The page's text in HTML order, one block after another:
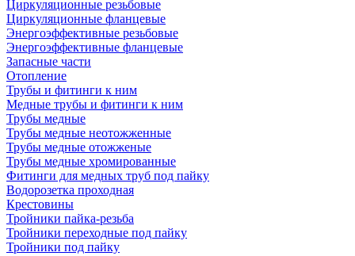
Циркуляционные резьбовые
Циркуляционные фланцевые
Энергоэффективные резьбовые
Энергоэффективные фланцевые
Запасные части
Отопление
Трубы и фитинги к ним
Медные трубы и фитинги к ним
Трубы медные
Трубы медные неотожженные
Трубы медные отожженые
Трубы медные хромированные
Фитинги для медных труб под пайку
Водорозетка проходная
Крестовины
Тройники пайка-резьба
Тройники переходные под пайку
Тройники под пайку